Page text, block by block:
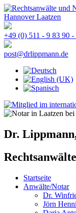
+49 (0) 511 - 9 83 90 -
post@drlippmann.de
Dr.
Startseite
Anwälte/Notar
Dr.
Jörn